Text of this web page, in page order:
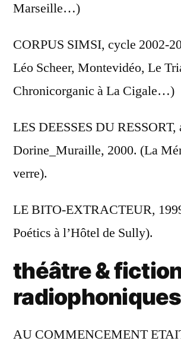
Marseille…)
CORPUS SIMSI, cycle 2002-
Léo Scheer, Montevidéo, Le
Chronicorganic à La Cigale…)
LES DEESSES DU RESSORT,
Dorine_Muraille, 2000. (La
verre).
LE BITO-EXTRACTEUR,
Poétics à l’Hôtel de Sully).
théâtre &
radiophoniques
AU COMMENCEMENT